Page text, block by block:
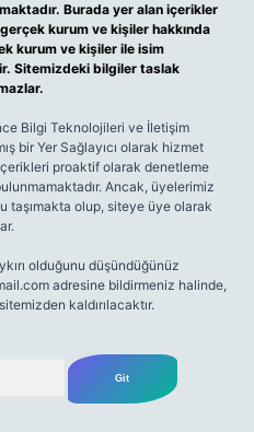
Burada yer alan içerikler
kurum ve kişiler hakkında
kurum ve kişiler ile isim
Sitemizdeki bilgiler taslak
Bilgi Teknolojileri ve İletişim
bir Yer Sağlayıcı olarak hizmet
proaktif olarak denetleme
Ancak, üyelerimiz
taşımakta olup, siteye üye olarak
olduğunu düşündüğünüz
adresine bildirmeniz halinde,
kaldırılacaktır.